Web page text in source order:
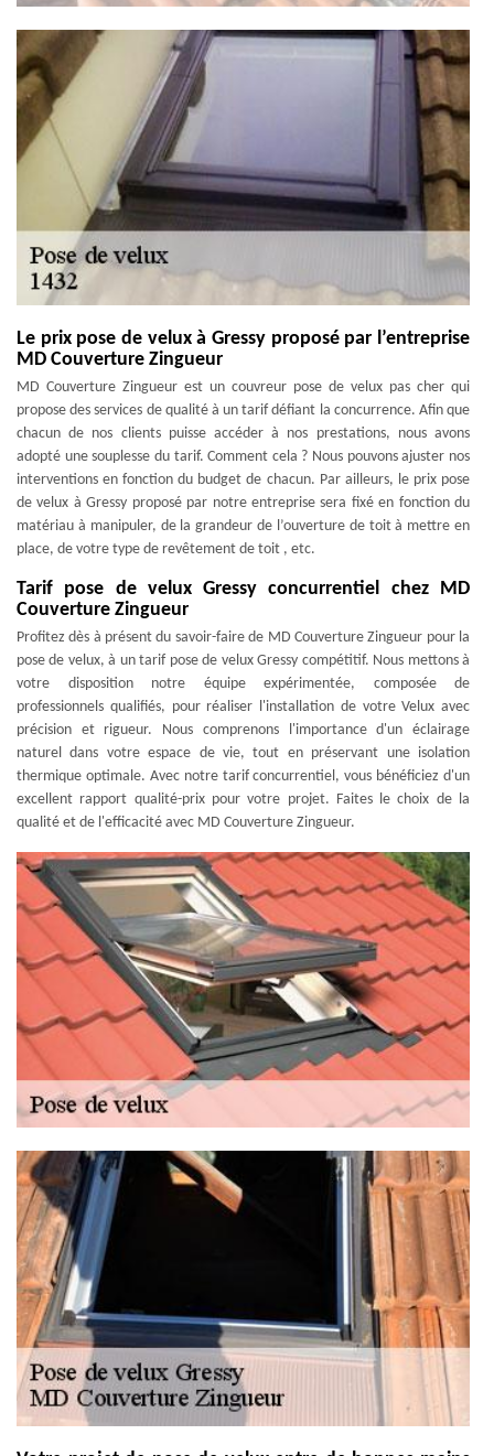
Le prix pose de velux à Gressy proposé par l’entreprise
MD Couverture Zingueur
MD Couverture Zingueur est un couvreur pose de velux pas cher qui
propose des services de qualité à un tarif défiant la concurrence. Afin que
chacun de nos clients puisse accéder à nos prestations, nous avons
adopté une souplesse du tarif. Comment cela ? Nous pouvons ajuster nos
interventions en fonction du budget de chacun. Par ailleurs, le prix pose
de velux à Gressy proposé par notre entreprise sera fixé en fonction du
matériau à manipuler, de la grandeur de l’ouverture de toit à mettre en
place, de votre type de revêtement de toit , etc.
Tarif pose de velux Gressy concurrentiel chez MD
Couverture Zingueur
Profitez dès à présent du savoir-faire de MD Couverture Zingueur pour la
pose de velux, à un tarif pose de velux Gressy compétitif. Nous mettons à
votre disposition notre équipe expérimentée, composée de
professionnels qualifiés, pour réaliser l'installation de votre Velux avec
précision et rigueur. Nous comprenons l'importance d'un éclairage
naturel dans votre espace de vie, tout en préservant une isolation
thermique optimale. Avec notre tarif concurrentiel, vous bénéficiez d'un
excellent rapport qualité-prix pour votre projet. Faites le choix de la
qualité et de l'efficacité avec MD Couverture Zingueur.